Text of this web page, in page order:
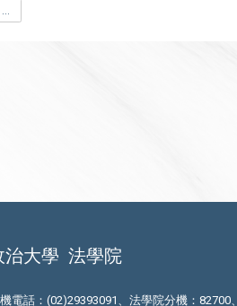
治大學 法學院
電話：(02)29393091、法學院分機：82700